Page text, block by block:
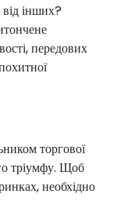
інших?
передових
торгової
тріумфу. Щоб
необхідно